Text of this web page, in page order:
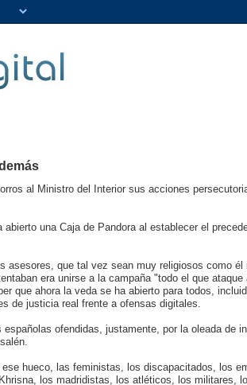
al Ministro del Interior sus acciones
una Caja de Pandora al establecer el
asesores, que tal vez sean muy religiosos como
era unirse a la campaña "todo el que
que ahora la veda se ha abierto para todos,
de justicia real frente a ofensas digitales.
ofendidas, justamente, por la oleada de
hueco, las feministas, los discapacitados, los
los madridistas, los atléticos, los militares,